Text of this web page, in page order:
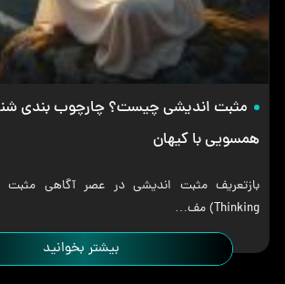
مثبت اندیشی چیست؟ چارچوب بندی
همسویی با کیهان
Thinking) مف…
بیشتر بخوانید